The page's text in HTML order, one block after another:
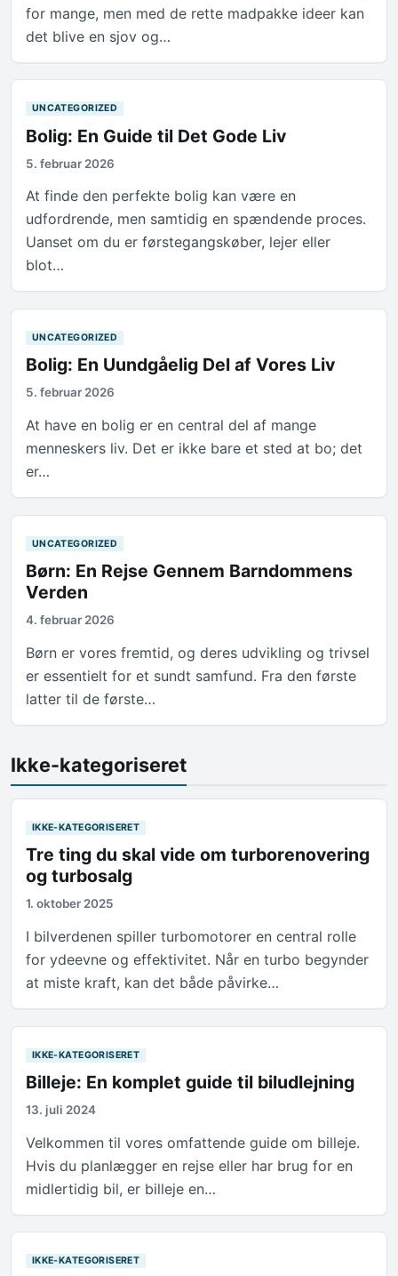
for mange, men med de rette madpakke ideer kan
det blive en sjov og…
UNCATEGORIZED
Bolig: En Guide til Det Gode Liv
5. februar 2026
At finde den perfekte bolig kan være en
udfordrende, men samtidig en spændende proces.
Uanset om du er førstegangskøber, lejer eller
blot…
UNCATEGORIZED
Bolig: En Uundgåelig Del af Vores Liv
5. februar 2026
At have en bolig er en central del af mange
menneskers liv. Det er ikke bare et sted at bo; det
er…
UNCATEGORIZED
Børn: En Rejse Gennem Barndommens
Verden
4. februar 2026
Børn er vores fremtid, og deres udvikling og trivsel
er essentielt for et sundt samfund. Fra den første
latter til de første…
Ikke-kategoriseret
IKKE-KATEGORISERET
Tre ting du skal vide om turborenovering
og turbosalg
1. oktober 2025
I bilverdenen spiller turbomotorer en central rolle
for ydeevne og effektivitet. Når en turbo begynder
at miste kraft, kan det både påvirke…
IKKE-KATEGORISERET
Billeje: En komplet guide til biludlejning
13. juli 2024
Velkommen til vores omfattende guide om billeje.
Hvis du planlægger en rejse eller har brug for en
midlertidig bil, er billeje en…
IKKE-KATEGORISERET